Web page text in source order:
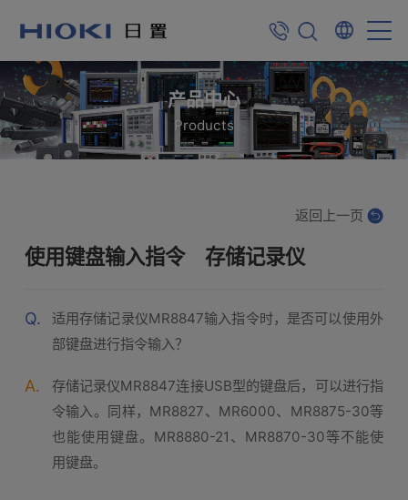
产品中心
Products
使用键盘输入指令 存储记录仪
返回上一页
Q.
适用存储记录仪MR8847输入指令时，是否可以使用外
部键盘进行指令输入？
A.
存储记录仪MR8847连接USB型的键盘后，可以进行指
令输入。同样，MR8827、MR6000、MR8875-30等
也能使用键盘。MR8880-21、MR8870-30等不能使
用键盘。